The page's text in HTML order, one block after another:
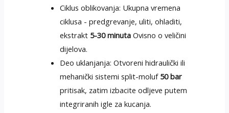
Ciklus oblikovanja: Ukupna vremena
ciklusa - predgrevanje, uliti, ohladiti,
ekstrakt 5-30 minuta Ovisno o veličini
dijelova.
Deo uklanjanja: Otvoreni hidraulički ili
mehanički sistemi split-moluf 50 bar
pritisak, zatim izbacite odljeve putem
integriranih igle za kucanja.